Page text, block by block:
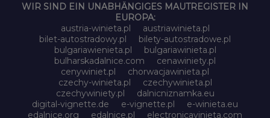
WIR SIND EIN UNABHÄNGIGES MAUTREGISTER IN
EUROPA:
austria-winieta.pl
austriawinieta.pl
bilet-autostradowy.pl
bilety-autostradowe.pl
bulgariawienieta.pl
bulgariawinieta.pl
bulharskadalnice.com
cenawiniety.pl
cenywiniet.pl
chorwacjawinieta.pl
czechy-winieta.pl
czechywinieta.pl
czechywiniety.pl
dalnicniznamka.eu
digital-vignette.de
e-vignette.pl
e-winieta.eu
edalnice.org
edalnice.pl
electronicavinieta.com